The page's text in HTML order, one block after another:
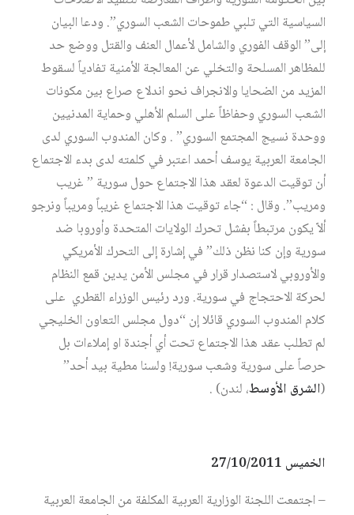
السياسية التي تلبي طموحات الشعب السوري”. ودعا البيان
إلى” الوقف الفوري والشامل لأعمال العنف والقتل ووضع حد
للمظاهر المسلحة والتخلي عن المعالجة الأمنية تفادياً لسقوط
المزيد من الضحايا والانجراف نحو اندلاع صراع بين مكونات
الشعب السوري وحفاظاً على السلم الأهلي وحماية المدنيين
ووحدة نسيج المجتمع السوري” . وكان المندوب السوري لدى
الجامعة العربية يوسف أحمد اعتبر في كلمته لدى بدء الاجتماع
أن توقيت الدعوة لعقد هذا الاجتماع حول سورية ” غريب
ومريب”. وقال : “جاء توقيت هذا الاجتماع غريباً ومريباً ونرجو
ألاّ يكون مرتبطاً بفشل تحرك الولايات المتحدة وأوروبا ضد
سورية وإن كنا نظن ذلك” في إشارة إلى التحرك الأمريكي
والأوروبي لاستصدار قرار في مجلس الأمن يدين قمع النظام
لحركة الاحتجاج في سورية. ورد رئيس الوزراء القطري على
كلام المندوب السوري قائلا إن “دول مجلس التعاون الخليجي
لم تطلب عقد هذا الاجتماع تحت أي أجندة او إملاءات بل
حرصاً على سورية وشعب سورية! ولسنا مطية بيد أحد”
(الشرق الأوسط، لندن) .
الخميس 27/10/2011
– اجتمعت اللجنة الوزارية العربية المكلفة من الجامعة العربية